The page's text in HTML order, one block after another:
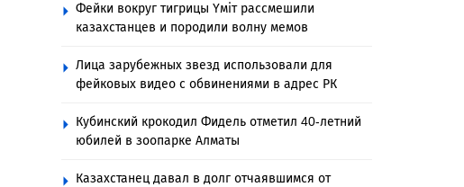
Фейки вокруг тигрицы Үміт рассмешили
казахстанцев и породили волну мемов
Лица зарубежных звезд использовали для
фейковых видео с обвинениями в адрес РК
Кубинский крокодил Фидель отметил 40-летний
юбилей в зоопарке Алматы
Казахстанец давал в долг отчаявшимся от